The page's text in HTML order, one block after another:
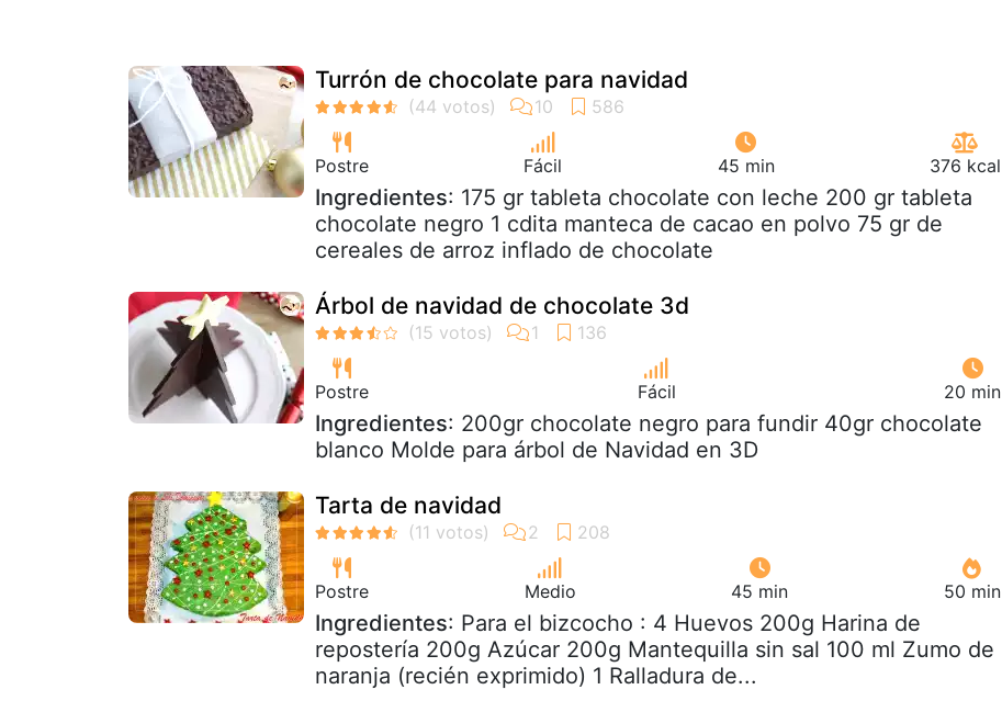
Turrón de chocolate para navidad
Postre Fácil 45 min 376 kcal
Ingredientes: 175 gr tableta chocolate con leche 200 gr tableta
chocolate negro 1 cdita manteca de cacao en polvo 75 gr de
cereales de arroz inflado de chocolate
Árbol de navidad de chocolate 3d
Postre Fácil 20 min
Ingredientes: 200gr chocolate negro para fundir 40gr chocolate
blanco Molde para árbol de Navidad en 3D
Tarta de navidad
Postre Medio 45 min 50 min
Ingredientes: Para el bizcocho : 4 Huevos 200g Harina de
repostería 200g Azúcar 200g Mantequilla sin sal 100 ml Zumo de
naranja (recién exprimido) 1 Ralladura de...